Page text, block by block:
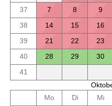
37
7 8 9
38
14 15 16
39
21 22 23
40
28 29
30
41
Mo
Di Mi